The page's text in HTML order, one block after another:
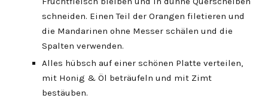
schneiden. Einen Teil der Orangen filetieren und
die Mandarinen ohne Messer schälen und die
Spalten verwenden.
Alles hübsch auf einer schönen Platte verteilen,
mit Honig & Öl beträufeln und mit Zimt
bestäuben.